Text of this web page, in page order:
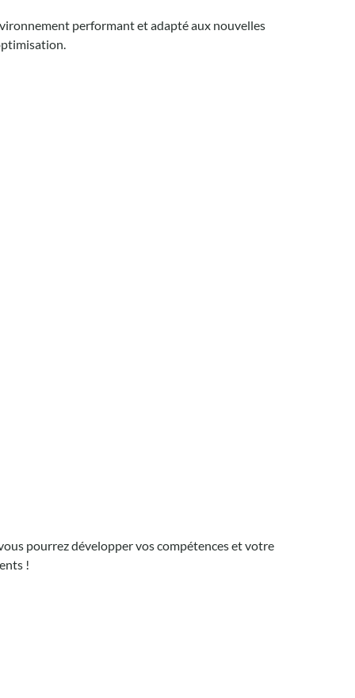
performant et adapté aux nouvelles
pourrez développer vos compétences et votre
!